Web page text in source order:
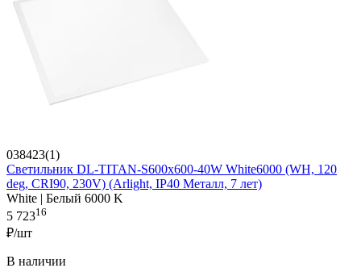
038423(1)
Светильник DL-TITAN-S600x600-40W White6000 (WH, 120
deg, CRI90, 230V) (Arlight, IP40 Металл, 7 лет)
White | Белый 6000 K
5 72316
₽/шт
В наличии